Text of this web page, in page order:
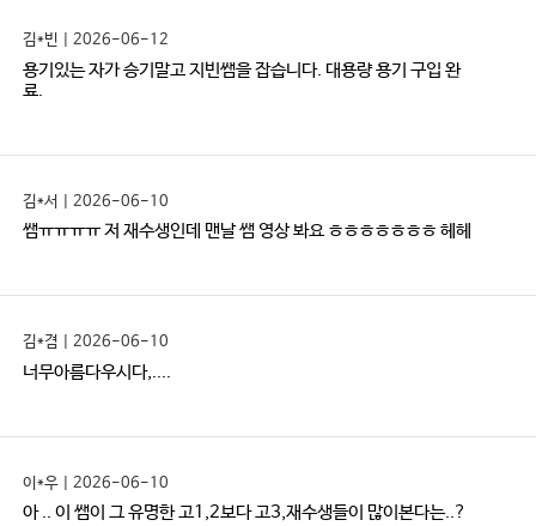
김*빈 | 2026-06-12
용기있는 자가 승기말고 지빈쌤을 잡습니다. 대용량 용기 구입 완
료.
김*서 | 2026-06-10
쌤ㅠㅠㅠㅠ 저 재수생인데 맨날 쌤 영상 봐요 ㅎㅎㅎㅎㅎㅎㅎ 헤헤
김*겸 | 2026-06-10
너무아름다우시다,....
이*우 | 2026-06-10
아 .. 이 쌤이 그 유명한 고1,2보다 고3,재수생들이 많이본다는..?